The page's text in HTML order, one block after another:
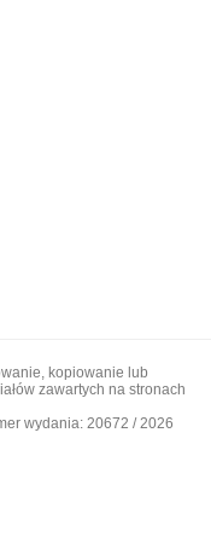
kopiowanie lub
zawartych na stronach
wydania: 20672 / 2026